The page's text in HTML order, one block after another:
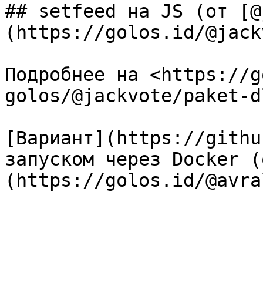
## setfeed на JS (от
(https://golos.id/
Подробнее на
golos/@jackvote/paket-
[Вариант](https://
запуском через Docker